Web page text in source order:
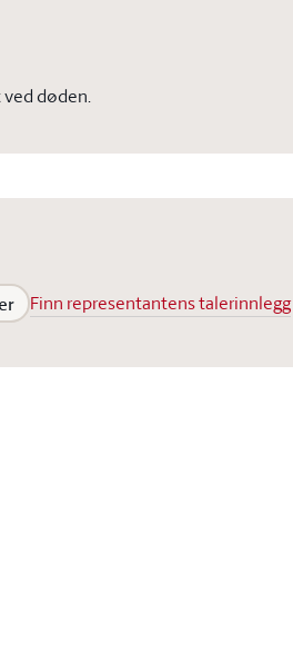
ved døden.
Finn representantens talerinnlegg